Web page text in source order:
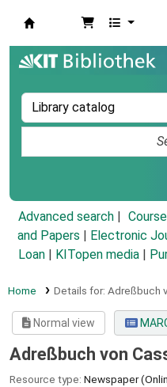
Advanced search
and Papers
Electronic
Loan
KITopen media
Home Details for: Adreßbuch
Normal view
Adreßbuch von
Resource type: Newspaper